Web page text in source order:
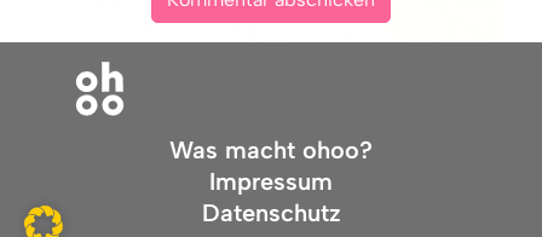
Was macht ohoo?
Impressum
Datenschutz